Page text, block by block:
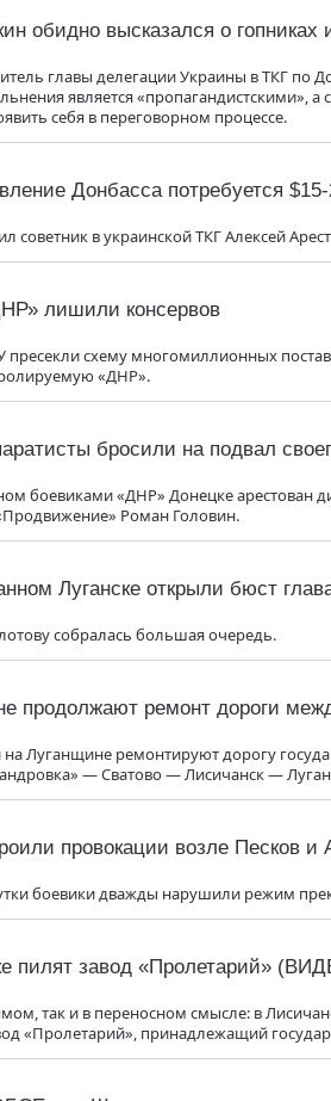
обидно высказался о гопниках
главы делегации Украины в ТКГ по
является «пропагандистскими»,
себя в переговорном процессе.
Донбасса потребуется
советник в украинской ТКГ Алексей
лишили консервов
пресекли схему многомиллионных
«ДНР».
бросили на подвал
боевиками «ДНР» Донецке арестован
Роман Головин.
Луганске открыли бюст
собралась большая очередь.
продолжают ремонт дороги
Луганщине ремонтируют дорогу
— Сватово — Лисичанск —
провокации возле Песков и
боевики дважды нарушили режим
пилят завод «Пролетарий»
так и в переносном смысле: в
«Пролетарий», принадлежащий